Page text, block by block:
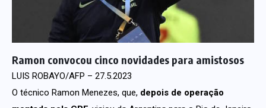
Ramon convocou cinco novidades para amistosos
LUIS ROBAYO/AFP – 27.5.2023
O técnico Ramon Menezes, que, depois de operação